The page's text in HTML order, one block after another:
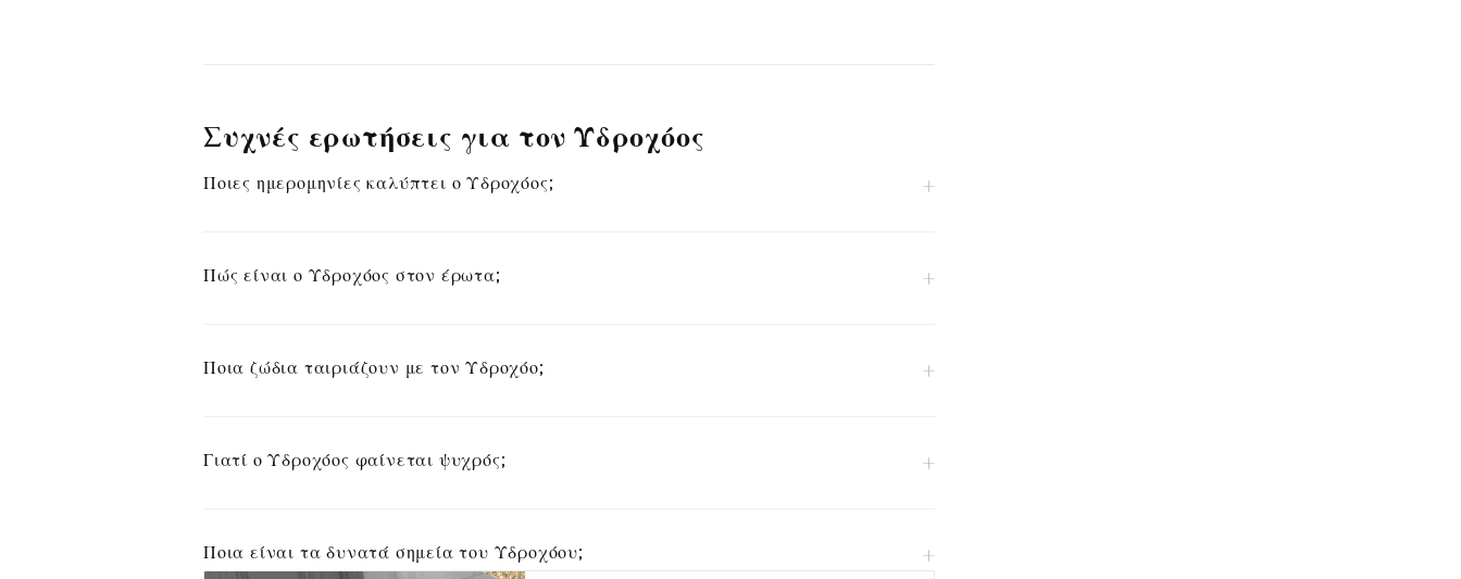
Συχνές ερωτήσεις για τον Υδροχόος
Ποιες ημερομηνίες καλύπτει ο Υδροχόος;
Πώς είναι ο Υδροχόος στον έρωτα;
Ποια ζώδια ταιριάζουν με τον Υδροχόο;
Γιατί ο Υδροχόος φαίνεται ψυχρός;
Ποια είναι τα δυνατά σημεία του Υδροχόου;